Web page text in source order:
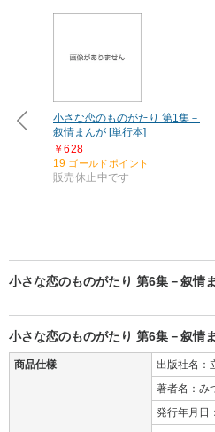
小さな恋のものがたり 第1集－
叙情まんが [単行本]
￥628
19 ゴールドポイント
販売休止中です
小さな恋のものがたり 第6集－叙情
小さな恋のものがたり 第6集－叙情
商品仕様
出版社名：
著者名：み
発行年月日